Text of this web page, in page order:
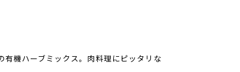
機ハーブミックス。肉料理にピッタリな